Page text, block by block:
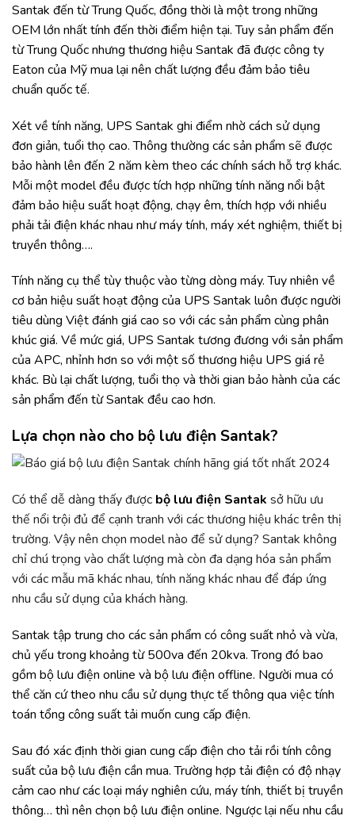
Santak đến từ Trung Quốc, đồng thời là một trong những
OEM lớn nhất tính đến thời điểm hiện tại. Tuy sản phẩm đến
từ Trung Quốc nhưng thương hiệu Santak đã được công ty
Eaton của Mỹ mua lại nên chất lượng đều đảm bảo tiêu
chuẩn quốc tế.
Xét về tính năng, UPS Santak ghi điểm nhờ cách sử dụng
đơn giản, tuổi thọ cao. Thông thường các sản phẩm sẽ được
bảo hành lên đến 2 năm kèm theo các chính sách hỗ trợ khác.
Mỗi một model đều được tích hợp những tính năng nổi bật
đảm bảo hiệu suất hoạt động, chạy êm, thích hợp với nhiều
phải tải điện khác nhau như máy tính, máy xét nghiệm, thiết bị
truyền thông….
Tính năng cụ thể tùy thuộc vào từng dòng máy. Tuy nhiên về
cơ bản hiệu suất hoạt động của UPS Santak luôn được người
tiêu dùng Việt đánh giá cao so với các sản phẩm cùng phân
khúc giá. Về mức giá, UPS Santak tương đương với sản phẩm
của APC, nhỉnh hơn so với một số thương hiệu UPS giá rẻ
khác. Bù lại chất lượng, tuổi thọ và thời gian bảo hành của các
sản phẩm đến từ Santak đều cao hơn.
Lựa chọn nào cho bộ lưu điện Santak?
Có thể dễ dàng thấy được bộ lưu điện Santak sở hữu ưu
thế nổi trội đủ để cạnh tranh với các thương hiệu khác trên thị
trường. Vậy nên chọn model nào để sử dụng? Santak không
chỉ chú trọng vào chất lượng mà còn đa dạng hóa sản phẩm
với các mẫu mã khác nhau, tính năng khác nhau để đáp ứng
nhu cầu sử dụng của khách hàng.
Santak tập trung cho các sản phẩm có công suất nhỏ và vừa,
chủ yếu trong khoảng từ 500va đến 20kva. Trong đó bao
gồm bộ lưu điện online và bộ lưu điện offline. Người mua có
thể căn cứ theo nhu cầu sử dụng thực tế thông qua việc tính
toán tổng công suất tải muốn cung cấp điện.
Sau đó xác định thời gian cung cấp điện cho tải rồi tính công
suất của bộ lưu điện cần mua. Trường hợp tải điện có độ nhạy
cảm cao như các loại máy nghiên cứu, máy tính, thiết bị truyền
thông… thì nên chọn bộ lưu điện online. Ngược lại nếu nhu cầu